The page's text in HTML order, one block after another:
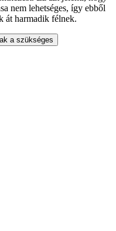
nem lehetséges, így ebből
át harmadik félnek.
a szükséges